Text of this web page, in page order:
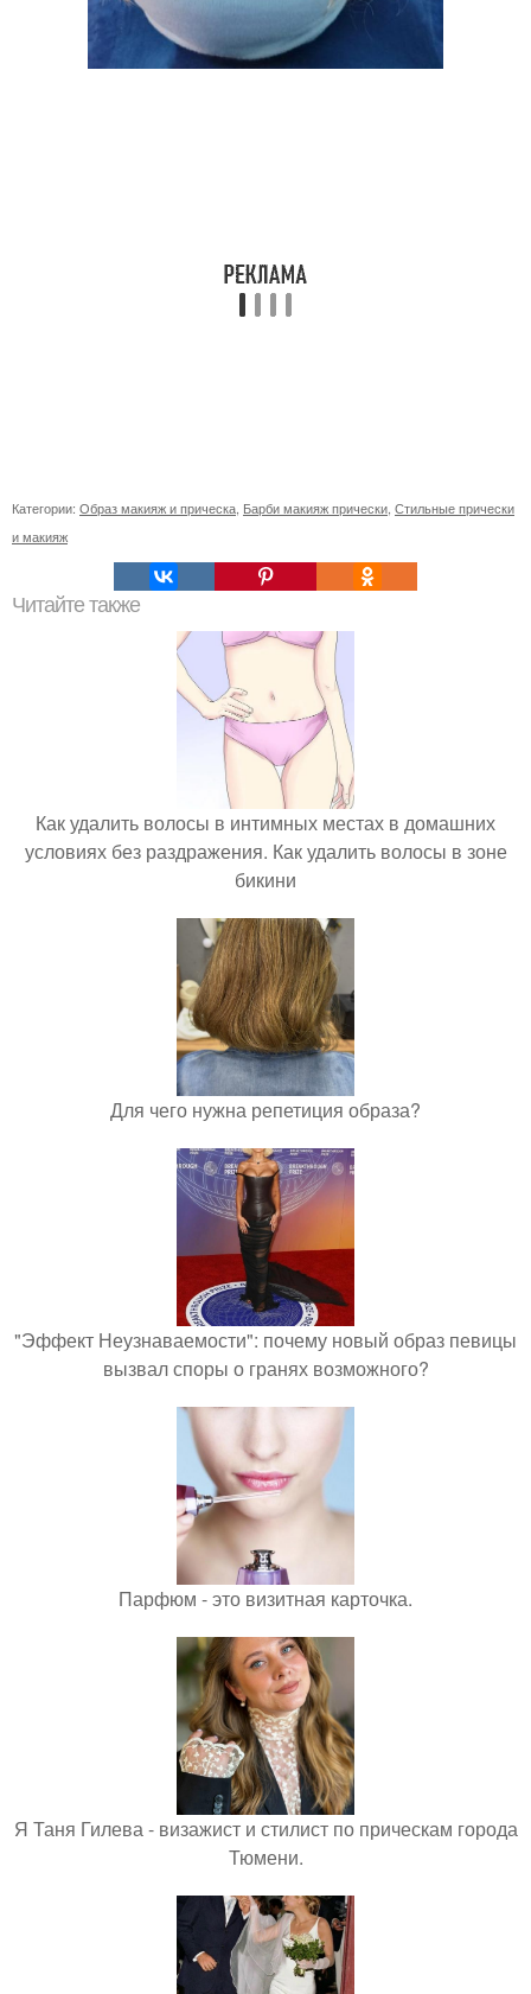
Категории: Образ макияж и прическа Барби макияж прически Стильные прически
и макияж
Читайте также
Как удалить волосы в интимных местах в домашних
условиях без раздражения. Как удалить волосы в зоне
бикини
Для чего нужна репетиция образа?
"Эффект Неузнаваемости": почему новый образ певицы
вызвал споры о гранях возможного?
Парфюм - это визитная карточка.
Я Таня Гилева - визажист и стилист по прическам города
Тюмени.